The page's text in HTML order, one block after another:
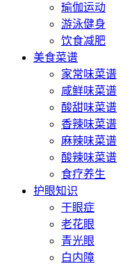
瑜伽运动
游泳健身
饮食减肥
美食菜谱
家常味菜谱
咸鲜味菜谱
酸甜味菜谱
香辣味菜谱
麻辣味菜谱
酸辣味菜谱
食疗养生
护眼知识
干眼症
老花眼
青光眼
白内障